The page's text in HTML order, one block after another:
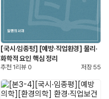
[국시·임종평] [예방·직업환경] 물리·
화학적 요인 핵심 정리
추천 1리뷰 0 저장 55